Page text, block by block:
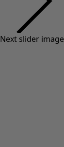
Next slider image